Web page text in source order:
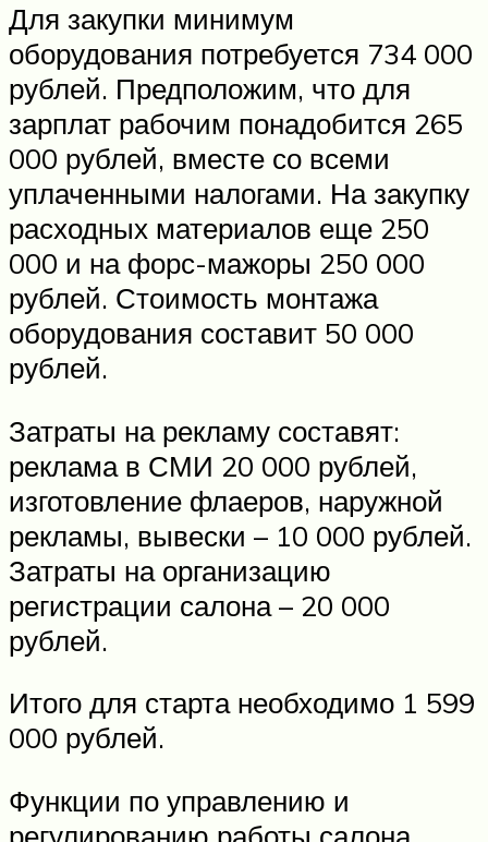
Для закупки минимум
оборудования потребуется 734 000
рублей. Предположим, что для
зарплат рабочим понадобится 265
000 рублей, вместе со всеми
уплаченными налогами. На закупку
расходных материалов еще 250
000 и на форс-мажоры 250 000
рублей. Стоимость монтажа
оборудования составит 50 000
рублей.
Затраты на рекламу составят:
реклама в СМИ 20 000 рублей,
изготовление флаеров, наружной
рекламы, вывески – 10 000 рублей.
Затраты на организацию
регистрации салона – 20 000
рублей.
Итого для старта необходимо 1 599
000 рублей.
Функции по управлению и